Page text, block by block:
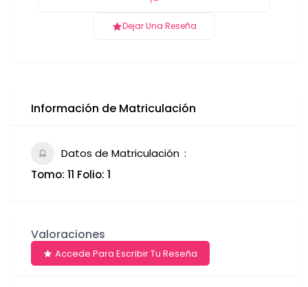
Dejar Una Reseña
Información de Matriculación
Datos de Matriculación
Tomo: 11 Folio: 1
Valoraciones
Accede Para Escribir Tu Reseña